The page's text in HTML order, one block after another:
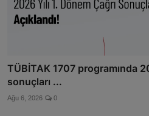
TÜBİTAK 1707 programında
sonuçları ...
Ağu 6, 2026 0